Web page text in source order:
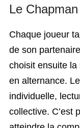
Le Chapman
Chaque joueur
de son
choisit ensuite la
en alternance.
individuelle,
collective. C’est